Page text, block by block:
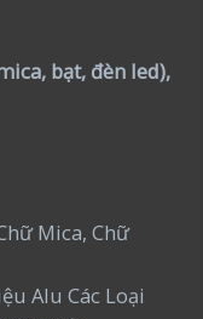
bạt, đèn led),
Mica, Chữ
Alu Các Loại